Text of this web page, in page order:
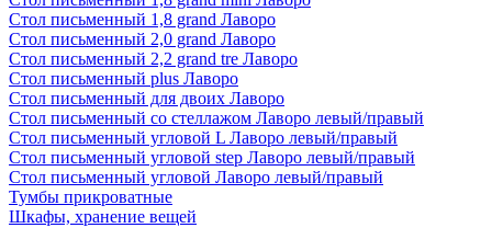
Стол письменный 1,8 grand Лаворо
Стол письменный 2,0 grand Лаворо
Стол письменный 2,2 grand tre Лаворо
Стол письменный plus Лаворо
Стол письменный для двоих Лаворо
Стол письменный со стеллажом Лаворо левый/правый
Стол письменный угловой L Лаворо левый/правый
Стол письменный угловой step Лаворо левый/правый
Стол письменный угловой Лаворо левый/правый
Тумбы прикроватные
Шкафы, хранение вещей